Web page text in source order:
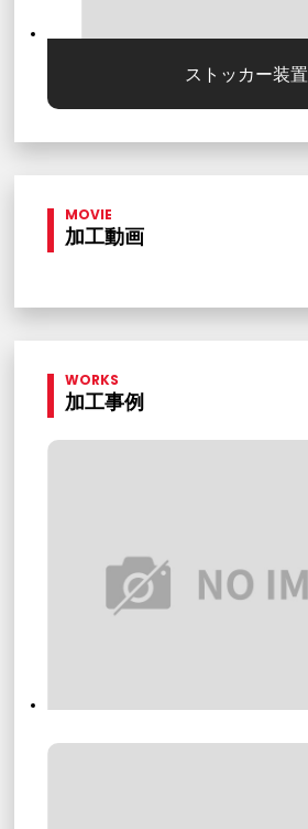
ストッカー装置
MOVIE
加工動画
WORKS
加工事例